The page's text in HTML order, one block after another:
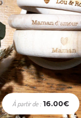
À partir de : 16.00€